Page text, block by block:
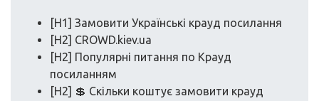
[H1] Замовити Українські крауд посилання
[H2] CROWD.kiev.ua
[H2] Популярні питання по Крауд
посиланням
[H2] 💲️ Скільки коштує замовити крауд